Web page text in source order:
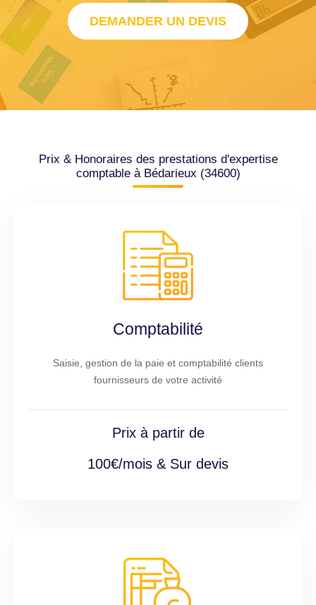
DEMANDER UN DEVIS
Prix & Honoraires des prestations d'expertise
comptable à Bédarieux (34600)
Comptabilité
Saisie, gestion de la paie et comptabilité clients
fournisseurs de votre activité
Prix à partir de
100€/mois & Sur devis